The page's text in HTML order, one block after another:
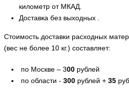
километр от МКАД.
Доставка без выходных .
Стоимость доставки расходных
(вес не более 10 кг.) составляет:
по Москве – 300 рублей
по области - 300 рублей + 35